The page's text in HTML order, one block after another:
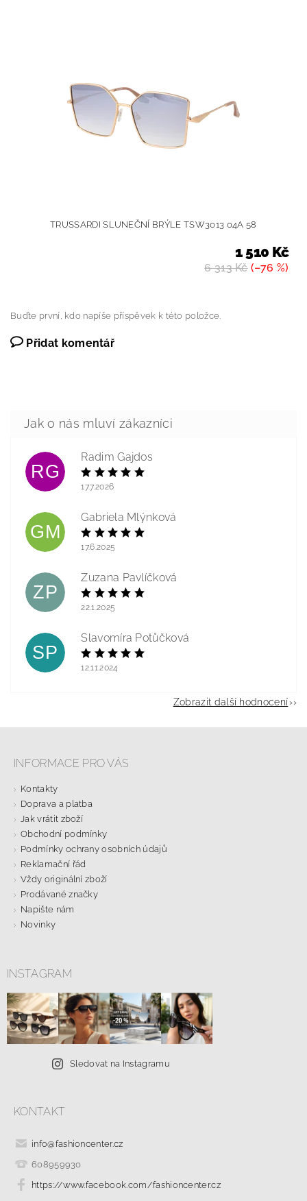
TRUSSARDI SLUNEČNÍ BRÝLE TSW3013 04A 58
6 313 Kč(–76 %)
1 510 Kč
Buďte první, kdo napíše příspěvek k této položce.
Přidat komentář
RG
Radim Gajdos
17.7.2026
GM
Gabriela Mlýnková
17.6.2025
ZP
Zuzana Pavlíčková
22.1.2025
SP
Slavomíra Potůčková
12.11.2024
Zobrazit další hodnocení
INFORMACE PRO VÁS
Kontakty
Doprava a platba
Jak vrátit zboží
Obchodní podmínky
Podmínky ochrany osobních údajů
Reklamační řád
Vždy originální zboží
Prodávané značky
Napište nám
Novinky
INSTAGRAM
Sledovat na Instagramu
KONTAKT
info@fashioncenter.cz
608959930
https://www.facebook.com/fashioncenter.cz